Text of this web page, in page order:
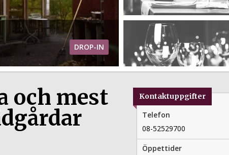
DROP-IN
och mest
Kontaktuppgifter
Telefon
08-52529700
Öppettider